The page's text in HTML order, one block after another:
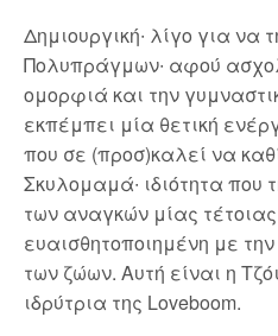
Δημιουργική∙ λίγο για να
Πολυπράγμων∙ αφού
ομορφιά και την
εκπέμπει μία θετική
που σε (προσ)καλεί να
Σκυλομαμά∙ ιδιότητα που
των αναγκών μίας
ευαισθητοποιημένη με
των ζώων. Αυτή είναι η
ιδρύτρια της Loveboom.